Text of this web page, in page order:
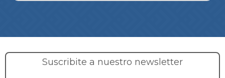
Suscribite a nuestro newsletter